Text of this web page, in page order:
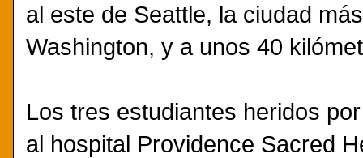
al este de Seattle, la ciudad
Washington, y a unos 40
Los tres estudiantes heridos
al hospital Providence Sacred